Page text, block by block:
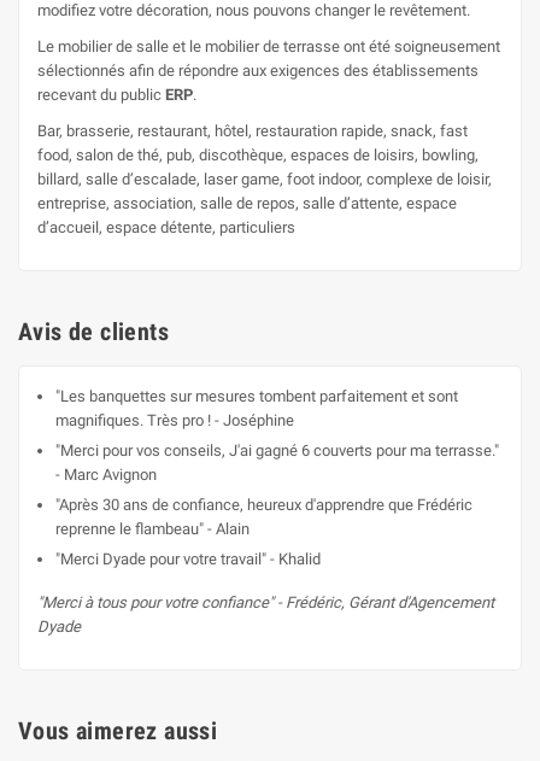
modifiez votre décoration, nous pouvons changer le revêtement.
Le mobilier de salle et le mobilier de terrasse ont été soigneusement
sélectionnés afin de répondre aux exigences des établissements
recevant du public ERP.
Bar, brasserie, restaurant, hôtel, restauration rapide, snack, fast
food, salon de thé, pub, discothèque, espaces de loisirs, bowling,
billard, salle d’escalade, laser game, foot indoor, complexe de loisir,
entreprise, association, salle de repos, salle d’attente, espace
d’accueil, espace détente, particuliers
Avis de clients
"Les banquettes sur mesures tombent parfaitement et sont
magnifiques. Très pro ! - Joséphine
"Merci pour vos conseils, J'ai gagné 6 couverts pour ma terrasse."
- Marc Avignon
"Après 30 ans de confiance, heureux d'apprendre que Frédéric
reprenne le flambeau" - Alain
"Merci Dyade pour votre travail" - Khalid
"Merci à tous pour votre confiance" - Frédéric, Gérant d'Agencement
Dyade
Vous aimerez aussi